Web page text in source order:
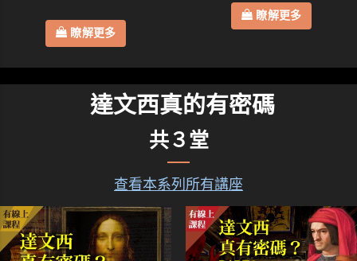
瞭解更多
瞭解更多
達文西真的有密碼
共３堂
查看本系列所有講座